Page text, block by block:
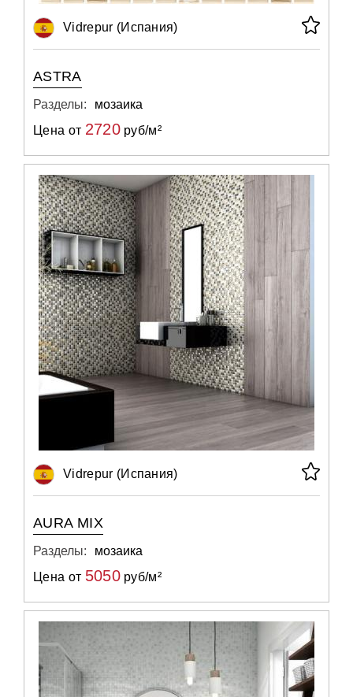
Vidrepur (Испания)
ASTRA
Разделы:
мозаика
Цена от 2720руб/м²
Vidrepur (Испания)
AURA MIX
Разделы:
мозаика
Цена от 5050руб/м²